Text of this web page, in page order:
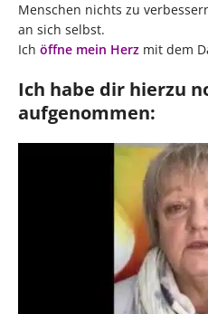
Menschen nichts zu
an sich selbst.
Ich öffne mein Herz mit dem
Ich habe dir hierzu
aufgenommen: